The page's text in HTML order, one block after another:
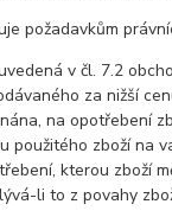
požadavkům
v čl. 7.2
za nižší
na opotřebení
použitého zboží na
kterou zboží
li to z povahy